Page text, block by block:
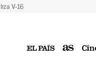
V-16